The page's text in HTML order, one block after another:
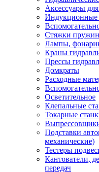
Аксессуары
Индукционные
Стяжки пружин
Лампы,
Краны
Прессы
Домкраты
Расходные
Осветительное
Клепальные
Токарные
Подставки
механические)
Тестеры
Кантователи,
передач